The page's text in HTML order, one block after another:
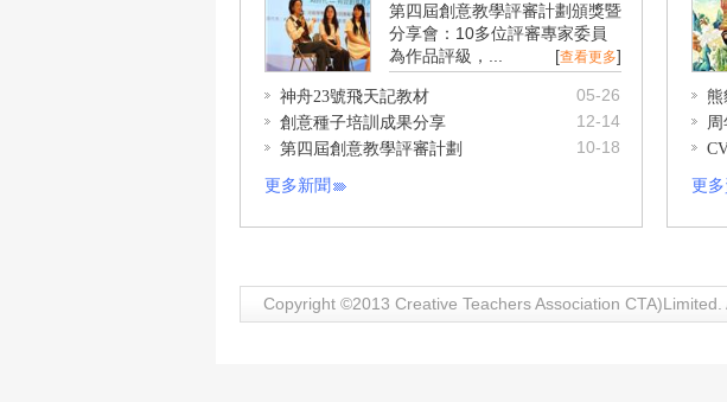
第四屆創意教學評審計劃頒獎暨
分享會：10多位評審專家委員
為作品評級，...
[查看更多]
05-26
神舟23號飛天記教材
12-14
創意種子培訓成果分享
10-18
第四屆創意教學評審計劃
更多新聞
熊
周
更
Copyright ©2013 Creative Teachers Association